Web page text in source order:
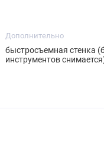
Дополнительно
быстросъемная стенка
инструментов